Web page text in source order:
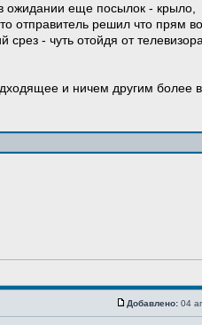
ожидании еще посылок - крыло,
отправитель решил что прям
срез - чуть отойдя от телевизора
и ничем другим более
Добавлено: 04